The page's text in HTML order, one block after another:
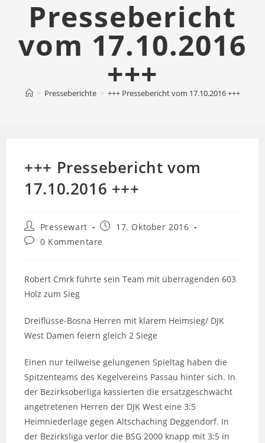
Pressebericht
vom 17.10.2016
+++
> Presseberichte > +++ Pressebericht vom 17.10.2016 +++
+++ Pressebericht vom
17.10.2016 +++
Beitrags-
Autor:
Pressewart
Beitrag17. Oktober 2016
Beitrags-
0 Kommentare
Robert Cmrk führte sein Team mit überragenden 603
Holz zum Sieg
Dreiflüsse-Bosna Herren mit klarem Heimsieg/ DJK
West Damen feiern gleich 2 Siege
Einen nur teilweise gelungenen Spieltag haben die
Spitzenteams des Kegelvereins Passau hinter sich. In
der Bezirksoberliga kassierten die ersatzgeschwächt
angetretenen Herren der DJK West eine 3:5
Heimniederlage gegen Altschaching Deggendorf. In
der Bezirksliga verlor die BSG 2000 knapp mit 3:5 in